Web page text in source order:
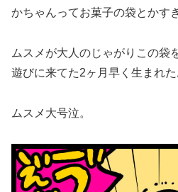
かちゃんってお菓子の袋とかす
ムスメが大人のじゃがりこの袋
遊びに来てた2ヶ月早く生まれ
ムスメ大号泣。